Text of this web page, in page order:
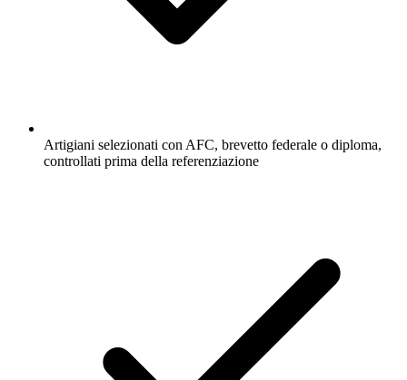
Artigiani selezionati con AFC, brevetto federale o diploma,
controllati prima della referenziazione